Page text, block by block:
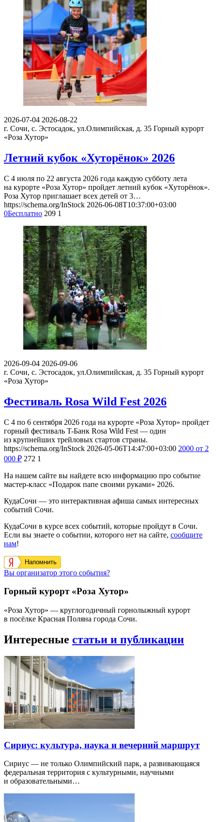
2026-07-04 2026-08-22
г. Сочи, с. Эстосадок, ул.Олимпийская, д. 35 Горный курорт
«Роза Хутор»
Летний кубок «Хуторёнок» 2026
С 4 июля по 22 августа 2026 года каждую субботу лета
на курорте «Роза Хутор» пройдет летний кубок «Хуторёнок».
Роза Хутор приглашает всех детей от 3…
https://schema.org/InStock 2026-06-08T10:37:00+03:00
0Бесплатно 209 1
2026-09-04 2026-09-06
г. Сочи, с. Эстосадок, ул.Олимпийская, д. 35 Горный курорт
«Роза Хутор»
Фестиваль Rosa Wild Fest 2026
С 4 по 6 сентября 2026 года на курорте «Роза Хутор» пройдет
горный фестиваль T-Банк Rosa Wild Fest — один
из крупнейших трейловых стартов страны.
https://schema.org/InStock 2026-05-06T14:47:00+03:00 2000 от 2
000 ₽ 272 1
На нашем сайте вы найдете всю информацию про событие
мастер-класс «Подарок папе своими руками» 2026.
КудаСочи — это интерактивная афиша самых интересных
событий Сочи.
КудаСочи в курсе всех событий, которые пройдут в Сочи.
Если вы знаете о событии, которого нет на сайте, сообщите
нам!
Напомнить
Вы организатор этого события?
Горный курорт «Роза Хутор»
«Роза Хутор» — круглогодичный горнолыжный курорт
в посёлке Красная Поляна города Сочи.
Интересные статьи и публикации
Сириус: культура, наука и вечерний маршрут
Сириус — не только Олимпийский парк, а развивающаяся
федеральная территория с культурными, научными
и образовательными…